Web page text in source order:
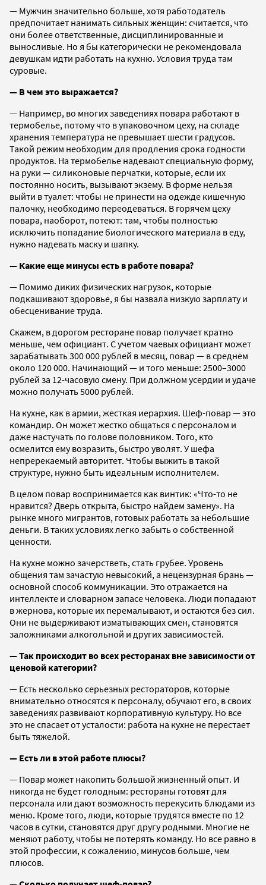
— Мужчин значительно больше, хотя работодатель
предпочитает нанимать сильных женщин: считается, что
они более ответственные, дисциплинированные и
выносливые. Но я бы категорически не рекомендовала
девушкам идти работать на кухню. Условия труда там
суровые.
— В чем это выражается?
— Например, во многих заведениях повара работают в
термобелье, потому что в упаковочном цеху, на складе
хранения температура не превышает шести градусов.
Такой режим необходим для продления срока годности
продуктов. На термобелье надевают специальную форму,
на руки — силиконовые перчатки, которые, если их
постоянно носить, вызывают экзему. В форме нельзя
выйти в туалет: чтобы не принести на одежде кишечную
палочку, необходимо переодеваться. В горячем цеху
повара, наоборот, потеют: там, чтобы полностью
исключить попадание биологического материала в еду,
нужно надевать маску и шапку.
— Какие еще минусы есть в работе повара?
— Помимо диких физических нагрузок, которые
подкашивают здоровье, я бы назвала низкую зарплату и
обесценивание труда.
Скажем, в дорогом ресторане повар получает кратно
меньше, чем официант. С учетом чаевых официант может
зарабатывать 300 000 рублей в месяц, повар — в среднем
около 120 000. Начинающий — и того меньше: 2500–3000
рублей за 12-часовую смену. При должном усердии и удаче
можно получать 5000 рублей.
На кухне, как в армии, жесткая иерархия. Шеф-повар — это
командир. Он может жестко общаться с персоналом и
даже настучать по голове половником. Того, кто
осмелится ему возразить, быстро уволят. У шефа
непререкаемый авторитет. Чтобы выжить в такой
структуре, нужно быть идеальным исполнителем.
В целом повар воспринимается как винтик: «Что-то не
нравится? Дверь открыта, быстро найдем замену». На
рынке много мигрантов, готовых работать за небольшие
деньги. В таких условиях легко забыть о собственной
ценности.
На кухне можно зачерстветь, стать грубее. Уровень
общения там зачастую невысокий, а нецензурная брань —
основной способ коммуникации. Это отражается на
интеллекте и словарном запасе человека. Люди попадают
в жернова, которые их перемалывают, и остаются без сил.
Они не выдерживают изматывающих смен, становятся
заложниками алкогольной и других зависимостей.
— Так происходит во всех ресторанах вне зависимости от
ценовой категории?
— Есть несколько серьезных рестораторов, которые
внимательно относятся к персоналу, обучают его, в своих
заведениях развивают корпоративную культуру. Но все
это не спасает от усталости: работа на кухне не перестает
быть тяжелой.
— Есть ли в этой работе плюсы?
— Повар может накопить большой жизненный опыт. И
никогда не будет голодным: рестораны готовят для
персонала или дают возможность перекусить блюдами из
меню. Кроме того, люди, которые трудятся вместе по 12
часов в сутки, становятся друг другу родными. Многие не
меняют работу, чтобы не потерять команду. Но все равно в
этой профессии, к сожалению, минусов больше, чем
плюсов.